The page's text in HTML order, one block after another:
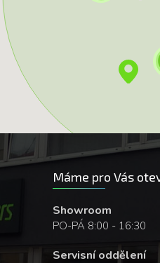
Máme pro Vás
Showroom
PO-PÁ 8:00 - 16:30
Servisní oddělení